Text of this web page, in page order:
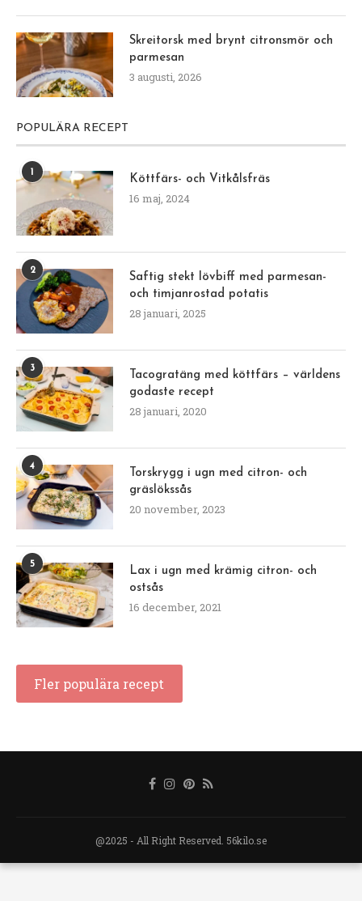
Skreitorsk med brynt citronsmör och
parmesan
3 augusti, 2026
POPULÄRA RECEPT
1
Köttfärs- och Vitkålsfräs
16 maj, 2024
2
Saftig stekt lövbiff med parmesan-
och timjanrostad potatis
28 januari, 2025
3
Tacogratäng med köttfärs – världens
godaste recept
28 januari, 2020
4
Torskrygg i ugn med citron- och
gräslökssås
20 november, 2023
5
Lax i ugn med krämig citron- och
ostsås
16 december, 2021
Fler populära recept
@2025 - All Right Reserved. 56kilo.se